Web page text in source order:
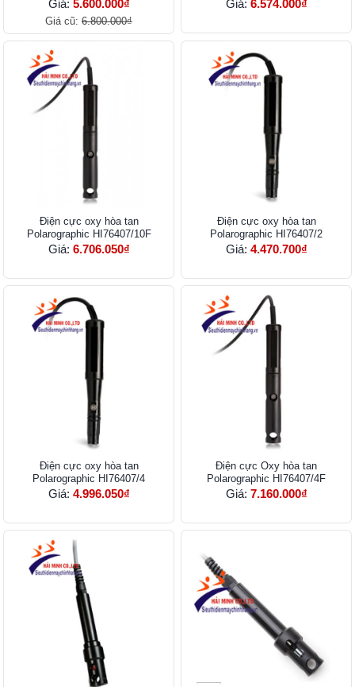
Giá: 5.600.000₫
Giá cũ: 6.800.000₫
Giá: 6.574.000₫
Điện cực oxy hòa tan
Polarographic HI76407/10F
Giá: 6.706.050₫
Điện cực oxy hòa tan
Polarographic HI76407/2
Giá: 4.470.700₫
Điện cực oxy hòa tan
Polarographic HI76407/4
Giá: 4.996.050₫
Điện cực Oxy hòa tan
Polarographic HI76407/4F
Giá: 7.160.000₫